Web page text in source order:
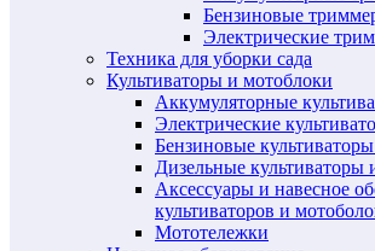
Бензиновые
Электрические
Техника для уборки сада
Культиваторы и мотоблоки
Аккумуляторные
Электрические
Бензиновые
Дизельные культиваторы
Аксессуары и навесное
культиваторов и
Мототележки